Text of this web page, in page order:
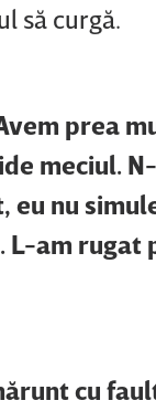
să curgă.
prea
meciul.
eu nu
L-am rugat
cu